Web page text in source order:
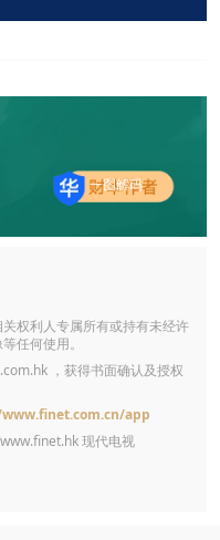
一图解码
权利人专属所有或持有未经许
任何使用。
，获得书面确认及授权
app
现代电视